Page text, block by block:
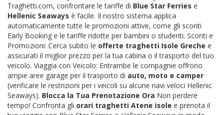
Traghetti.com, confrontare le tariffe di Blue Star Ferries e
Hellenic Seaways è facile. Il nostro sistema applica
automaticamente tutte le promozioni attive, come gli sconti
Early Booking e le tariffe ridotte per bambini o studenti. Sconti e
Promozioni: Cerca subito le offerte traghetti Isole Greche e
assicurati il miglior prezzo per la tua cabina o il trasporto del tuo
veicolo. Viaggia con Veicolo: Entrambe le compagnie offrono
ampie aree garage per il trasporto di auto, moto e camper
(verificare le restrizioni per i veicoli su alcune navi veloci Hellenic
Seaways). Blocca la Tua Prenotazione Ora Non perdere
tempo! Confronta gli orari traghetti Atene isole e prenota il